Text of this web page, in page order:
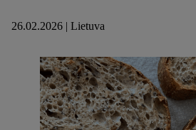
26.02.2026 | Lietuva